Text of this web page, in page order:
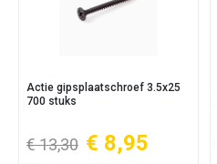
Actie gipsplaatschroef 3.5x25
700 stuks
€ 13,30 € 8,95